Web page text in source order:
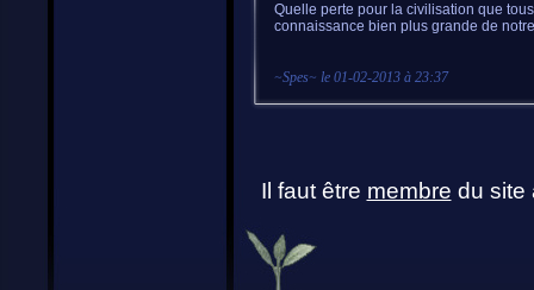
Quelle perte pour la civilisation que
connaissance bien plus grande de
~Spes~ le 01-02-2013 à 23:37
Il faut être membre du site